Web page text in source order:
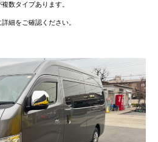
数タイプあります。
細をご確認ください。